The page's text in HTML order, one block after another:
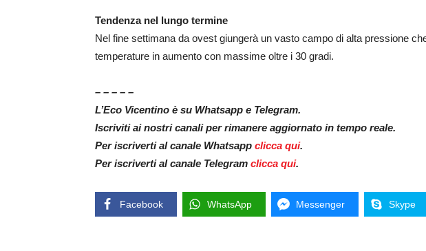
Tendenza nel lungo termine
Nel fine settimana da ovest giungerà un vasto campo di alta pressione
temperature in aumento con massime oltre i 30 gradi.
– – – – –
L’Eco Vicentino è su Whatsapp e Telegram.
Iscriviti ai nostri canali per rimanere aggiornato in tempo reale.
Per iscriverti al canale Whatsapp clicca qui.
Per iscriverti al canale Telegram clicca qui.
Facebook WhatsApp Messenger Skype